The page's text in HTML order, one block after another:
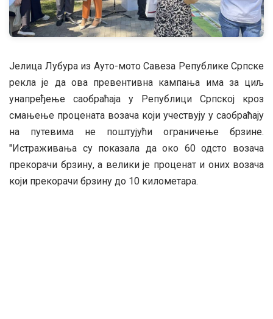
Јелица Лубура из Ауто-мото Савеза Републике Српске
рекла је да ова превентивна кампања има за циљ
унапређење саобраћаја у Републици Српској кроз
смањење процената возача који учествују у саобраћају
на путевима не поштујући ограничење брзине.
"Истраживања су показала да око 60 одсто возача
прекорачи брзину, а велики је проценат и оних возача
који прекорачи брзину до 10 километара.